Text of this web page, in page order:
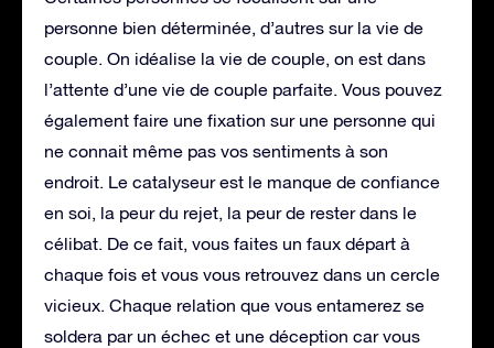
personne bien déterminée, d’autres sur la vie de
couple. On idéalise la vie de couple, on est dans
l’attente d’une vie de couple parfaite. Vous pouvez
également faire une fixation sur une personne qui
ne connait même pas vos sentiments à son
endroit. Le catalyseur est le manque de confiance
en soi, la peur du rejet, la peur de rester dans le
célibat. De ce fait, vous faites un faux départ à
chaque fois et vous vous retrouvez dans un cercle
vicieux. Chaque relation que vous entamerez se
soldera par un échec et une déception car vous